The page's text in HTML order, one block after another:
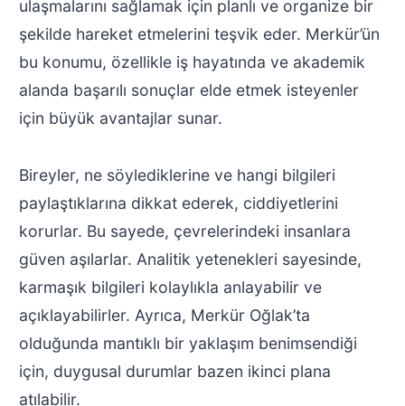
ulaşmalarını sağlamak için planlı ve organize bir
şekilde hareket etmelerini teşvik eder. Merkür’ün
bu konumu, özellikle iş hayatında ve akademik
alanda başarılı sonuçlar elde etmek isteyenler
için büyük avantajlar sunar.
Bireyler, ne söylediklerine ve hangi bilgileri
paylaştıklarına dikkat ederek, ciddiyetlerini
korurlar. Bu sayede, çevrelerindeki insanlara
güven aşılarlar. Analitik yetenekleri sayesinde,
karmaşık bilgileri kolaylıkla anlayabilir ve
açıklayabilirler. Ayrıca, Merkür Oğlak’ta
olduğunda mantıklı bir yaklaşım benimsendiği
için, duygusal durumlar bazen ikinci plana
atılabilir.